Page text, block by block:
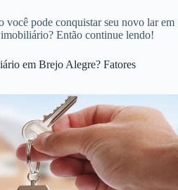
você pode conquistar seu novo lar em
Então continue lendo!
em Brejo Alegre? Fatores